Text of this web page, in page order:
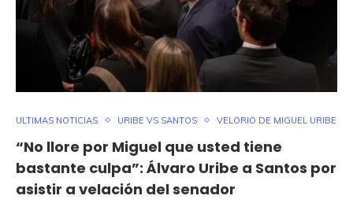
ULTIMAS NOTICIAS URIBE VS SANTOS VELORIO DE MIGUEL URIBE
“No llore por Miguel que usted tiene
bastante culpa”: Álvaro Uribe a Santos por
asistir a velación del senador